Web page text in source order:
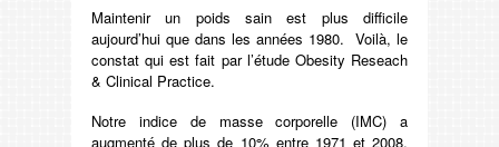
Maintenir un poids sain est plus difficile
aujourd’hui que dans les années 1980. Voilà, le
constat qui est fait par l’étude Obesity Reseach
& Clinical Practice.
Notre indice de masse corporelle (IMC) a
augmenté de plus de 10% entre 1971 et 2008.